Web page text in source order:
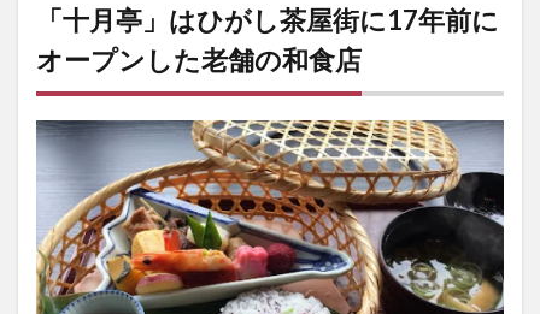
亭」
店情
「十月亭」はひがし茶屋街に17年前に
オープンした老舗の和食店